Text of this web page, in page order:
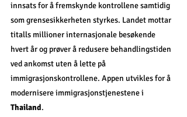
innsats for å fremskynde kontrollene samtidig
som grensesikkerheten styrkes. Landet mottar
titalls millioner internasjonale besøkende
hvert år og prøver å redusere behandlingstiden
ved ankomst uten å lette på
immigrasjonskontrollene. Appen utvikles for å
modernisere immigrasjonstjenestene i
Thailand.